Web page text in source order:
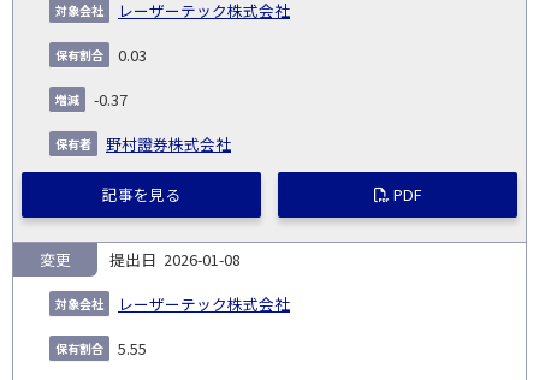
レーザーテック株式会社
0.03
-0.37
野村證券株式会社
記事を見る PDF
2026-01-08
レーザーテック株式会社
変更
5.55